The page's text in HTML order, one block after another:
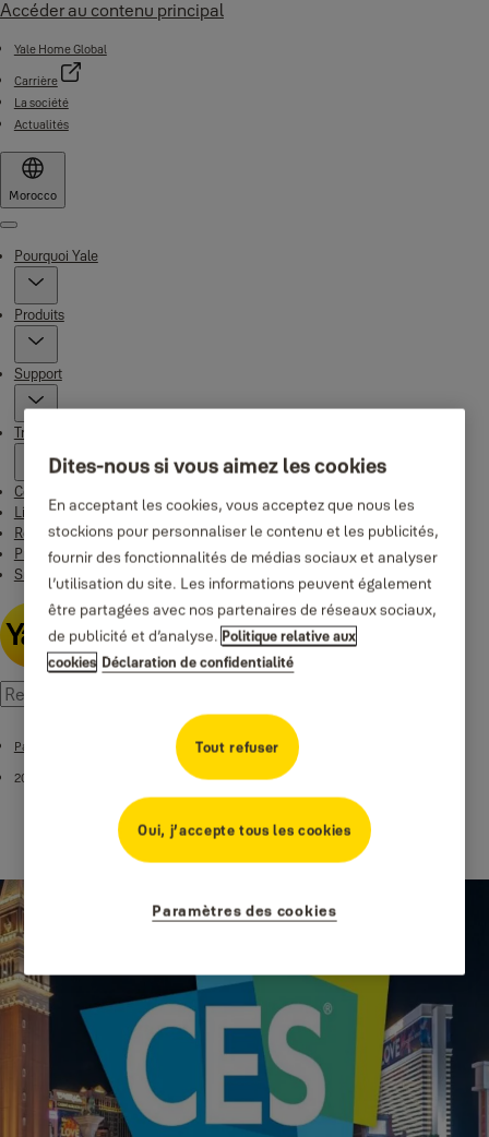
Accéder au contenu principal
Yale Home Global
Carrière
La société
Actualités
Morocco
Menu
Pourquoi Yale
Produits
Support
Trouver un revendeur
Contact
Linus Smart Lock
Rentals Yale & EleaOpen
Productos
Smart Residential
Page d’accueil
2020
Dites-nous si vous aimez les cookies
En acceptant les cookies, vous acceptez que nous les
stockions pour personnaliser le contenu et les publicités,
fournir des fonctionnalités de médias sociaux et analyser
l’utilisation du site. Les informations peuvent également
être partagées avec nos partenaires de réseaux sociaux,
de publicité et d’analyse. Politique relative aux
cookies Déclaration de confidentialité
Tout refuser
Oui, j’accepte tous les cookies
Paramètres des cookies